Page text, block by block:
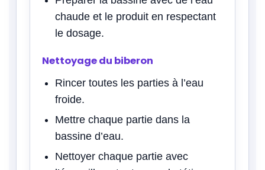
chaude et le produit en respectant
le dosage.
Nettoyage du biberon
Rincer toutes les parties à l’eau
froide.
Mettre chaque partie dans la
bassine d’eau.
Nettoyer chaque partie avec